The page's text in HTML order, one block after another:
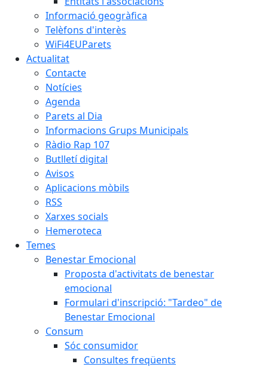
Informació geogràfica
Telèfons d'interès
WiFi4EUParets
Actualitat
Contacte
Notícies
Agenda
Parets al Dia
Informacions Grups Municipals
Ràdio Rap 107
Butlletí digital
Avisos
Aplicacions mòbils
RSS
Xarxes socials
Hemeroteca
Temes
Benestar Emocional
Proposta d'activitats de benestar
emocional
Formulari d'inscripció: "Tardeo" de
Benestar Emocional
Consum
Sóc consumidor
Consultes freqüents